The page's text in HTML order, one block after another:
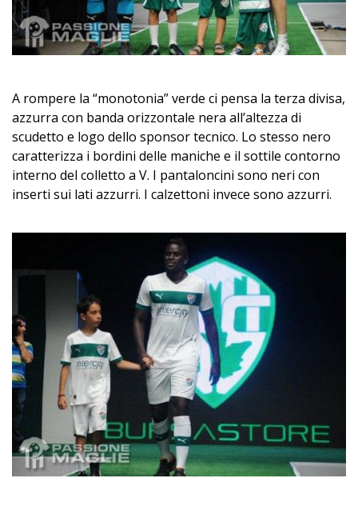
A rompere la “monotonia” verde ci pensa la terza divisa,
azzurra con banda orizzontale nera all’altezza di
scudetto e logo dello sponsor tecnico. Lo stesso nero
caratterizza i bordini delle maniche e il sottile contorno
interno del colletto a V. I pantaloncini sono neri con
inserti sui lati azzurri. I calzettoni invece sono azzurri.